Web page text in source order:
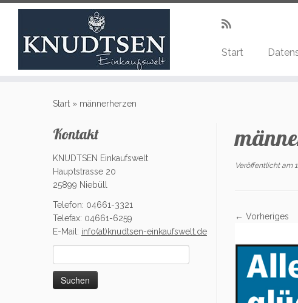
Start
Start » männerherzen
Kontakt
KNUDTSEN Einkaufswelt
Hauptstrasse 20
25899 Niebüll
Telefon: 04661-3321
Telefax: 04661-6259
E-Mail: info(at)knudtsen-einkaufswelt.de
nach:
Veröffentlicht am
← Vorheriges